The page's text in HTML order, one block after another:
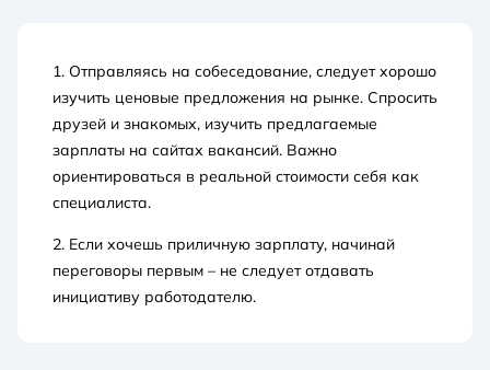
1. Отправляясь на собеседование, следует хорошо
изучить ценовые предложения на рынке. Спросить
друзей и знакомых, изучить предлагаемые
зарплаты на сайтах вакансий. Важно
ориентироваться в реальной стоимости себя как
специалиста.
2. Если хочешь приличную зарплату, начинай
переговоры первым – не следует отдавать
инициативу работодателю.